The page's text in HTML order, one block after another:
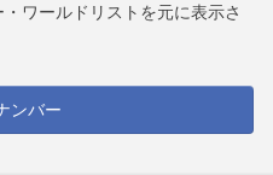
ワールドリストを元に表示さ
ンバー